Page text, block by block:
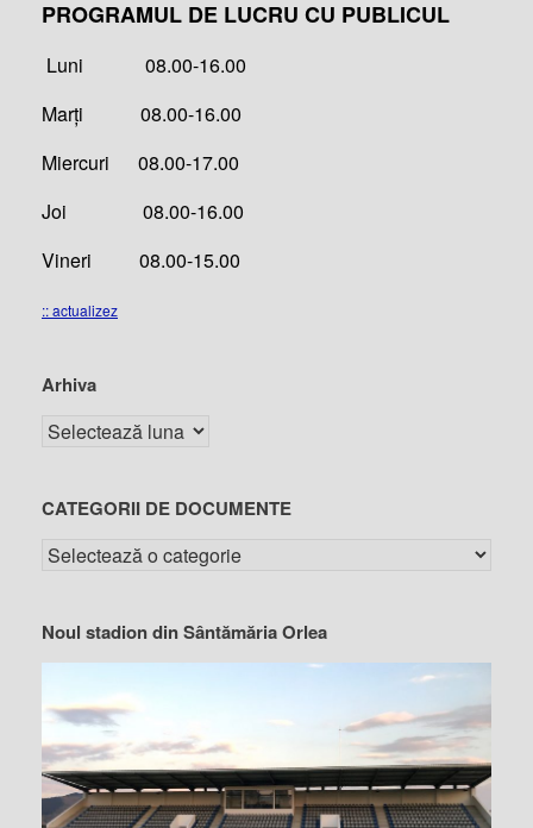
PROGRAMUL DE LUCRU CU PUBLICUL
Luni 08.00-16.00
Marți 08.00-16.00
Miercuri 08.00-17.00
Joi 08.00-16.00
Vineri 08.00-15.00
:: actualizez
Arhiva
CATEGORII DE DOCUMENTE
Noul stadion din Sântămăria Orlea